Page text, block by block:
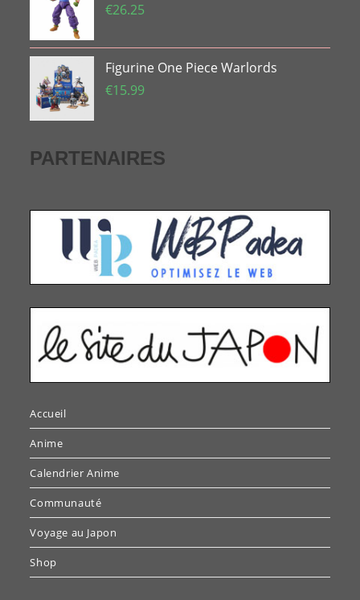
€26.25
Figurine One Piece Warlords
€15.99
PARTENAIRES
Accueil
Anime
Calendrier Anime
Communauté
Voyage au Japon
Shop